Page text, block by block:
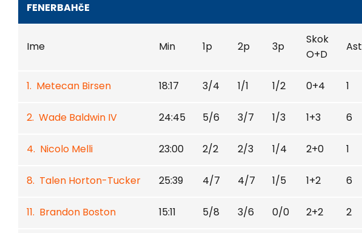
FENERBAHčE
Ime Min 1p 2p 3p
Skok
O+D
Ast
1. Metecan Birsen 18:17 3/4 1/1 1/2 0+4 1
2. Wade Baldwin IV 24:45 5/6 3/7 1/3 1+3 6
4. Nicolo Melli 23:00 2/2 2/3 1/4 2+0 1
8. Talen Horton-Tucker 25:39 4/7 4/7 1/5 1+2 6
11. Brandon Boston 15:11 5/8 3/6 0/0 2+2 2